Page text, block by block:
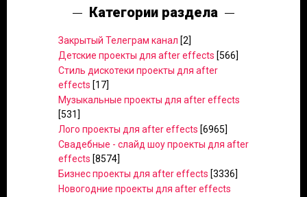
Категории раздела
Закрытый Телеграм канал [2]
Детские проекты для after effects [566]
Стиль дискотеки проекты для after
effects [17]
Музыкальные проекты для after effects
[531]
Лого проекты для after effects [6965]
Свадебные - слайд шоу проекты для after
effects [8574]
Бизнес проекты для after effects [3336]
Новогодние проекты для after effects